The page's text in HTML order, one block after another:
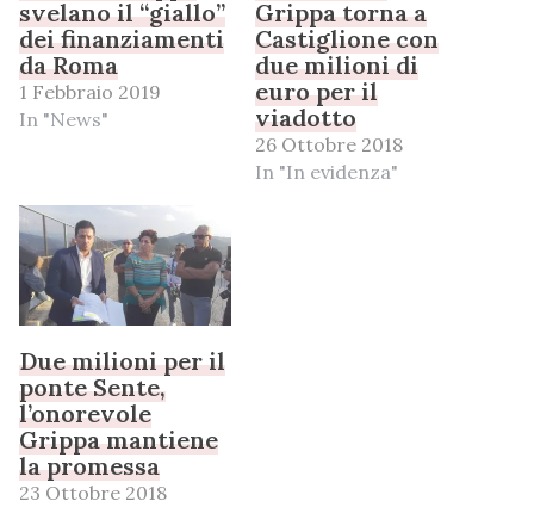
svelano il “giallo”
dei finanziamenti
da Roma
1 Febbraio 2019
In "News"
Grippa torna a
Castiglione con
due milioni di
euro per il
viadotto
26 Ottobre 2018
In "In evidenza"
Due milioni per il
ponte Sente,
l’onorevole
Grippa mantiene
la promessa
23 Ottobre 2018